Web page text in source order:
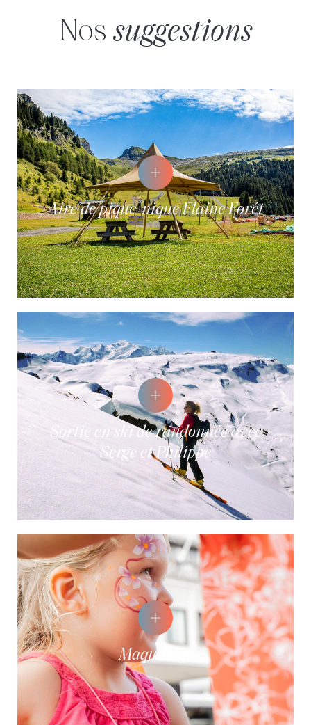
Nos suggestions
Aire de pique-nique Flaine Forêt
Sortie en ski de randonnée avec
Serge et Philippe
Maquillage